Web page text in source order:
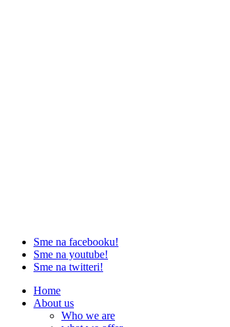
Sme na facebooku!
Sme na youtube!
Sme na twitteri!
Home
About us
Who we are